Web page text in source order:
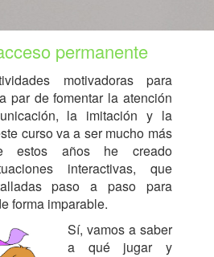
permanente
motivadoras para
par de fomentar la atención
la imitación y la
curso va a ser mucho más
estos años he creado
interactivas, que
paso a paso para
forma imparable.
Sí, vamos a saber
a qué jugar y